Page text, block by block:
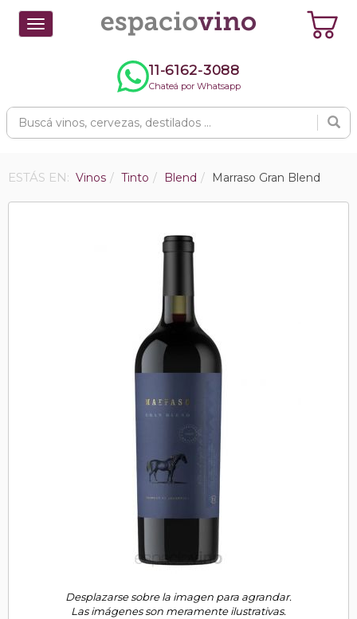
Toggle
navigation
11-6162-3088
Chateá por Whatsapp
ESTÁS EN: Vinos Tinto Blend Marraso Gran Blend
Desplazarse sobre la imagen para agrandar.
Las imágenes son meramente ilustrativas.